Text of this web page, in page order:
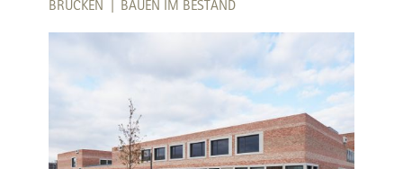
BRÜCKEN | BAUEN IM BESTAND